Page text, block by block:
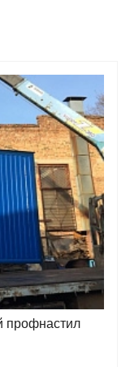
профнастил